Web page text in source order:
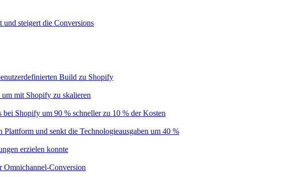
und steigert die Conversions
Build zu Shopify
um mit Shopify zu skalieren
Shopify um 90 % schneller zu 10 % der Kosten
und senkt die Technologieausgaben um 40 %
erzielen konnte
Omnichannel-Conversion